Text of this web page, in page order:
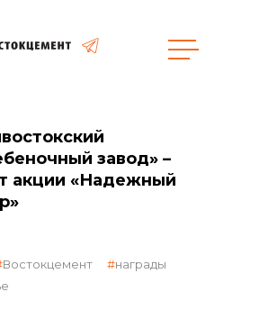
закупки
завод» –
акции «Надежный
Востокцемент
награды